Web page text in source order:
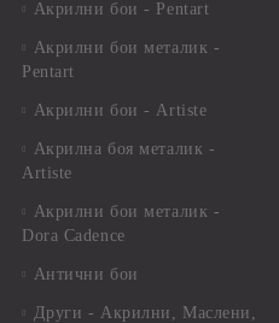
Акрилни бои - Pentart
Акрилни бои металик -
Pentart
Акрилни бои - Artiste
Акрилна боя металик -
Artiste
Акрилни бои металик -
Dora Cadence
Антични бои
Други - Акрилни, Маслени,